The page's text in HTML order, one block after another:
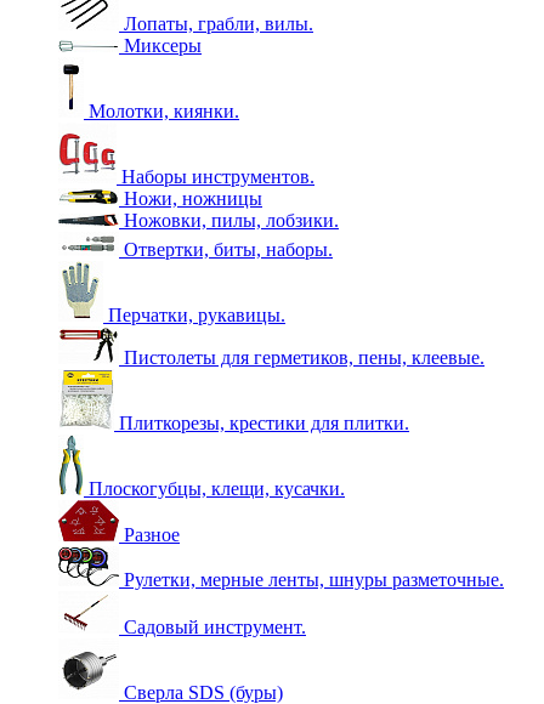
Лопаты, грабли, вилы.
Миксеры
Молотки, киянки.
Наборы инструментов.
Ножи, ножницы
Ножовки, пилы, лобзики.
Отвертки, биты, наборы.
Перчатки, рукавицы.
Пистолеты для герметиков, пены, клеевые.
Плиткорезы, крестики для плитки.
Плоскогубцы, клещи, кусачки.
Разное
Рулетки, мерные ленты, шнуры разметочные.
Садовый инструмент.
Сверла SDS (буры)